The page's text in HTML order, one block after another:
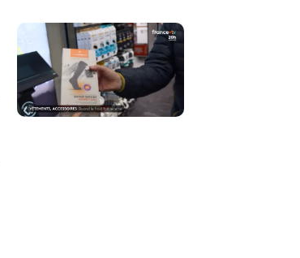
Image
droite